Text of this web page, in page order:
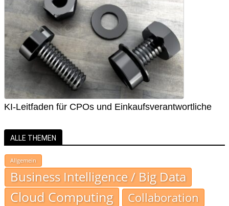
KI-Leitfaden für CPOs und Einkaufsverantwortliche
ALLE THEMEN
Allgemein
Business Intelligence / Big Data
Cloud Computing Collaboration